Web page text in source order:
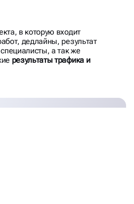
КАЖДЫЙ
С KPI
в которую входит
дедлайны, результат
а так же
результаты трафика и